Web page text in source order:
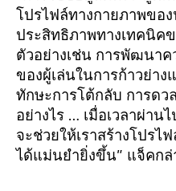
โปรไฟล์ทางกายภาพขอ
ประสิทธิภาพทางเทคนิคข
ตัวอย่างเช่น การพัฒนาค
ของผู้เล่นในการก้าวย่าง
ทักษะการโต้กลับ การดว
อย่างไร … เมื่อเวลาผ่าน
จะช่วยให้เราสร้างโปรไ
ได้แม่นยำยิ่งขึ้น” แจ็คกล่